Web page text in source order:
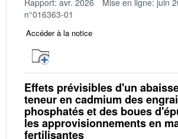
n°016363-01
Accéder à la notice
Effets prévisibles d'un
teneur en cadmium des
phosphatés et des boues
les approvisionnements en
fertilisantes